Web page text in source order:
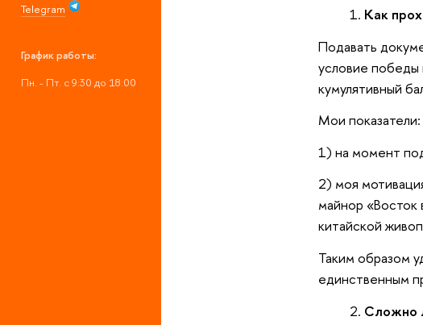
Telegram
График работы:
Пн. - Пт. с 9:30 до 18:00
Как
Подавать
условие победы
кумулятивный
Мои показатели:
1) на момент
2) моя
майнор
китайской
Таким образом
единственным
Сложно